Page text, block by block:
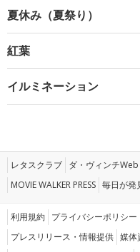
夏休み（夏祭り）
紅葉
イルミネーション
レタスクラブ ダ・ヴィンチWeb
MOVIE WALKER PRESS 毎日が発
利用規約 プライバシーポリシー
プレスリリース・情報提供 媒体